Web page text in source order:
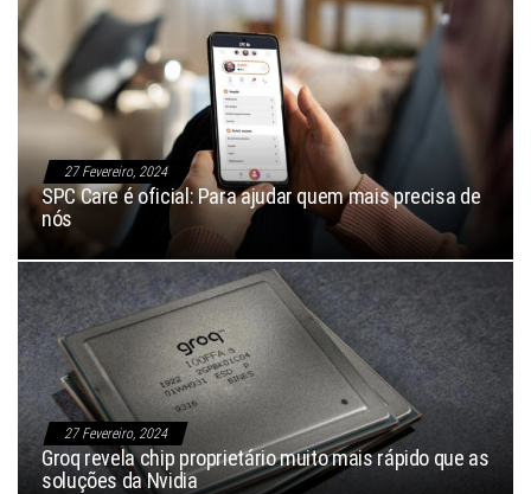
27 Fevereiro, 2024
SPC Care é oficial: Para ajudar quem mais precisa de
nós
27 Fevereiro, 2024
Groq revela chip proprietário muito mais rápido que as
soluções da Nvidia